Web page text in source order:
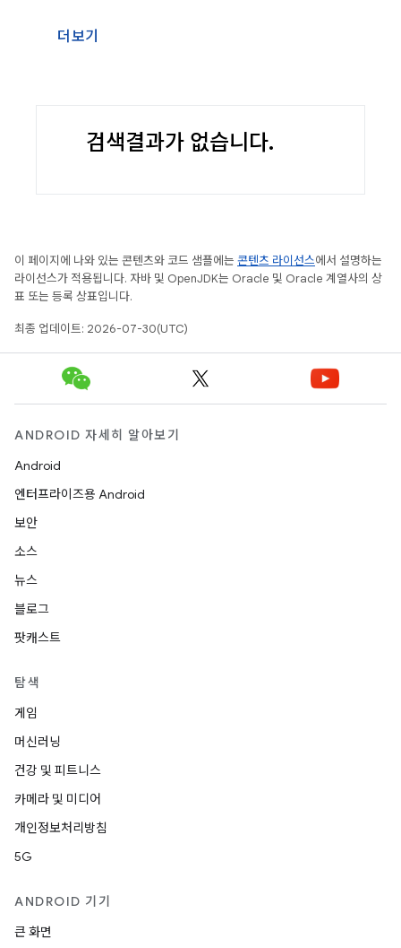
더보기
검색결과가 없습니다.
이 페이지에 나와 있는 콘텐츠와 코드 샘플에는 콘텐츠 라이선스에서 설명하는
라이선스가 적용됩니다. 자바 및 OpenJDK는 Oracle 및 Oracle 계열사의 상
표 또는 등록 상표입니다.
최종 업데이트: 2026-07-30(UTC)
ANDROID 자세히 알아보기
Android
엔터프라이즈용 Android
보안
소스
뉴스
블로그
팟캐스트
탐색
게임
머신러닝
건강 및 피트니스
카메라 및 미디어
개인정보처리방침
5G
ANDROID 기기
큰 화면